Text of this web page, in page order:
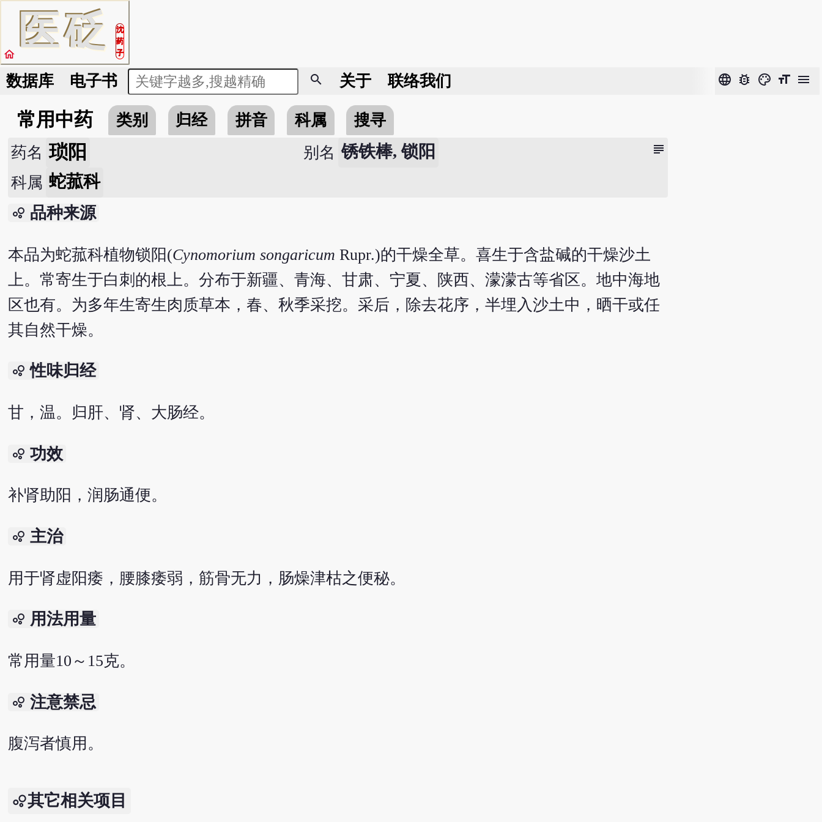
医砭
沈
药
子
home
数据库 电子书 search 关于 联络我们 language bug_report color_lens format_size menu
常用中药 类别 归经 拼音 科属 搜寻
subject
药名 琐阳 别名 锈铁棒, 锁阳
科属 蛇菰科
bubble_chart 品种来源
本品为蛇菰科植物锁阳(Cynomorium songaricum Rupr.)的干燥全草。喜生于含盐碱的干燥沙土
上。常寄生于白刺的根上。分布于新疆、青海、甘肃、宁夏、陕西、濛濛古等省区。地中海地
区也有。为多年生寄生肉质草本，春、秋季采挖。采后，除去花序，半埋入沙土中，晒干或任
其自然干燥。
bubble_chart 性味归经
甘，温。归肝、肾、大肠经。
bubble_chart 功效
补肾助阳，润肠通便。
bubble_chart 主治
用于肾虚阳痿，腰膝痿弱，筋骨无力，肠燥津枯之便秘。
bubble_chart 用法用量
常用量10～15克。
bubble_chart 注意禁忌
腹泻者慎用。
其它相关项目